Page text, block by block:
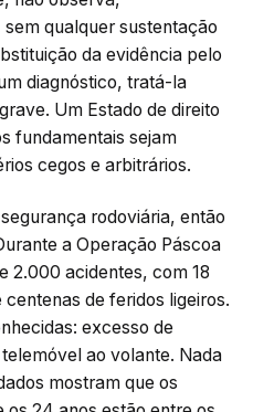
qualquer sustentação
da evidência pelo
diagnóstico, tratá-la
Um Estado de direito
fundamentais sejam
cegos e arbitrários.
rodoviária, então
a Operação Páscoa
2.000 acidentes, com 18
de feridos ligeiros.
excesso de
ao volante. Nada
mostram que os